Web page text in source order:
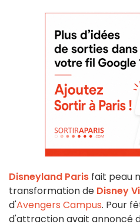
Disneyland Paris fait peau
transformation de Disney
d'Avengers Campus. Pour
d'attraction avait annoncé